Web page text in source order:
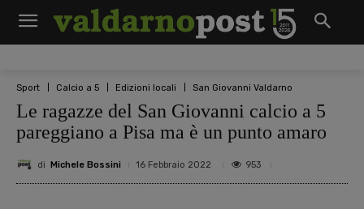
Sport Calcio a 5 Edizioni locali San Giovanni Valdarno
Le ragazze del San Giovanni calcio a 5
pareggiano a Pisa ma è un punto amaro
di Michele Bossini 16 Febbraio 2022 953